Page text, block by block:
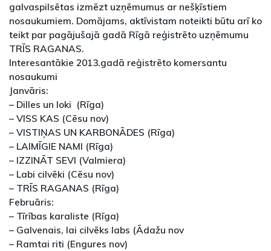
galvaspilsētas izmēzt uzņēmumus ar nešķīstiem
nosaukumiem. Domājams, aktīvistam noteikti būtu arī ko
teikt par pagājušajā gadā Rīgā reģistrēto uzņēmumu
TRĪS RAGANAS.
Interesantākie 2013.gadā reģistrēto komersantu
nosaukumi
Janvāris:
– Dilles un loki (Rīga)
– VISS KAS (Cēsu nov)
– VISTIŅAS UN KARBONĀDES (Rīga)
– LAIMĪGIE NAMI (Rīga)
– IZZINĀT SEVI (Valmiera)
– Labi cilvēki (Cēsu nov)
– TRĪS RAGANAS (Rīga)
Februāris:
– Tīrības karaliste (Rīga)
– Galvenais, lai cilvēks labs (Ādažu nov
– Ramtai riti (Engures nov)